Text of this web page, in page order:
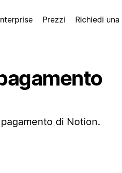
Prezzi Richiedi
di Notion.